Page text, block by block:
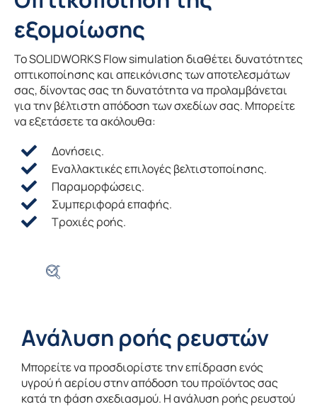
εξομοίωσης
Το SOLIDWORKS Flow simulation διαθέτει δυνατότητες
οπτικοποίησης και απεικόνισης των αποτελεσμάτων
σας, δίνοντας σας τη δυνατότητα να προλαμβάνεται
για την βέλτιστη απόδοση των σχεδίων σας. Μπορείτε
να εξετάσετε τα ακόλουθα:
Δονήσεις.
Εναλλακτικές επιλογές βελτιστοποίησης.
Παραμορφώσεις.
Συμπεριφορά επαφής.
Τροχιές ροής.
Ανάλυση ροής ρευστών
Μπορείτε να προσδιορίστε την επίδραση ενός
υγρού ή αερίου στην απόδοση του προϊόντος σας
κατά τη φάση σχεδιασμού. Η ανάλυση ροής ρευστού